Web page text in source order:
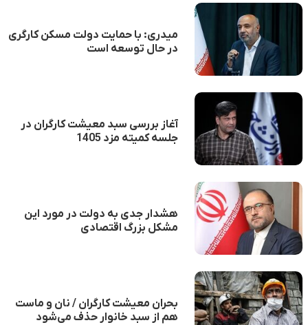
میدری: با حمایت دولت مسکن کارگری
در حال توسعه است
آغاز بررسی سبد معیشت کارگران در
جلسه کمیته مزد 1405
هشدار جدی به دولت در مورد این
مشکل بزرگ اقتصادی
بحران معیشت کارگران / نان و ماست
هم از سبد خانوار حذف می‌شود